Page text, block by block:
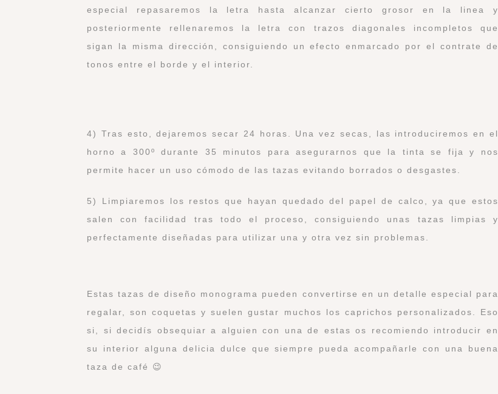
especial repasaremos la letra hasta alcanzar cierto grosor en la linea y
posteriormente rellenaremos la letra con trazos diagonales incompletos que
sigan la misma dirección, consiguiendo un efecto enmarcado por el contrate de
tonos entre el borde y el interior.
4) Tras esto, dejaremos secar 24 horas. Una vez secas, las introduciremos en el
horno a 300º durante 35 minutos para asegurarnos que la tinta se fija y nos
permite hacer un uso cómodo de las tazas evitando borrados o desgastes.
5) Limpiaremos los restos que hayan quedado del papel de calco, ya que estos
salen con facilidad tras todo el proceso, consiguiendo unas tazas limpias y
perfectamente diseñadas para utilizar una y otra vez sin problemas.
Estas tazas de diseño monograma pueden convertirse en un detalle especial para
regalar, son coquetas y suelen gustar muchos los caprichos personalizados. Eso
si, si decidís obsequiar a alguien con una de estas os recomiendo introducir en
su interior alguna delicia dulce que siempre pueda acompañarle con una buena
taza de café 😉